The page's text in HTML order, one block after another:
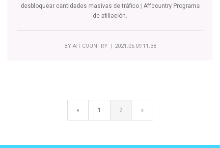
desbloquear cantidades masivas de tráfico | Affcountry Programa
de afiliación.
BY AFFCOUNTRY| 2021.05.09 11:38
« 1 2 »